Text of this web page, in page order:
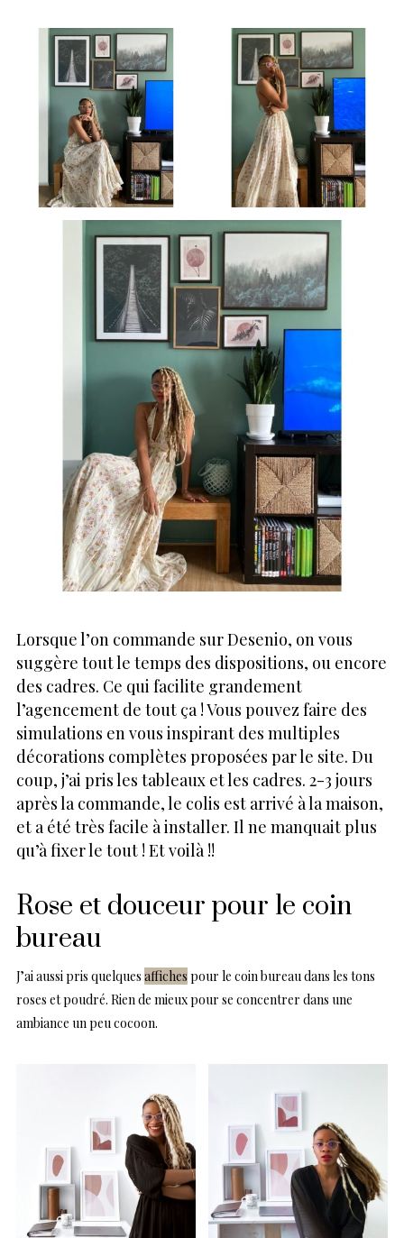
Lorsque l’on commande sur Desenio, on vous
suggère tout le temps des dispositions, ou encore
des cadres. Ce qui facilite grandement
l’agencement de tout ça ! Vous pouvez faire des
simulations en vous inspirant des multiples
décorations complètes proposées par le site. Du
coup, j’ai pris les tableaux et les cadres. 2-3 jours
après la commande, le colis est arrivé à la maison,
et a été très facile à installer. Il ne manquait plus
qu’à fixer le tout ! Et voilà !!
Rose et douceur pour le coin
bureau
J’ai aussi pris quelques affiches pour le coin bureau dans les tons
roses et poudré. Rien de mieux pour se concentrer dans une
ambiance un peu cocoon.